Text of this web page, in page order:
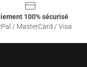
100% sécurisé
/ MasterCard / Visa